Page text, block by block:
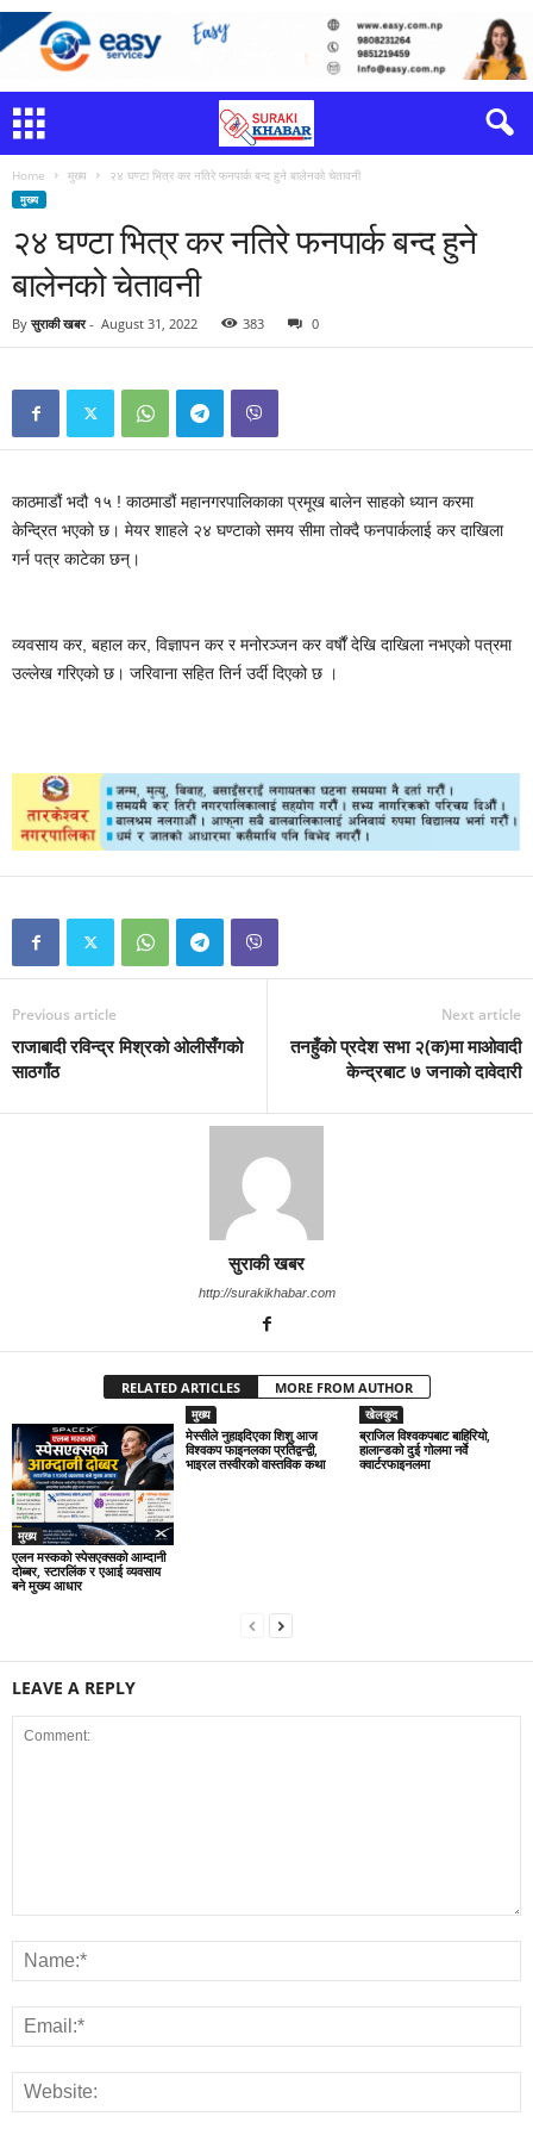
Home मुख्य २४ घण्टा भित्र कर नतिरे फनपार्क बन्द हुने बालेनको चेतावनी
मुख्य
२४ घण्टा भित्र कर नतिरे फनपार्क बन्द हुने
बालेनको चेतावनी
By सुराकी खबर- August 31, 2022 383 0
काठमाडौं भदौ १५ ! काठमाडौं महानगरपालिकाका प्रमूख बालेन साहको ध्यान करमा
केन्द्रित भएको छ। मेयर शाहले २४ घण्टाको समय सीमा तोक्दै फनपार्कलाई कर दाखिला
गर्न पत्र काटेका छन्।
व्यवसाय कर, बहाल कर, विज्ञापन कर र मनोरञ्जन कर वर्षौं देखि दाखिला नभएको पत्रमा
उल्लेख गरिएको छ। जरिवाना सहित तिर्न उर्दी दिएको छ ।
Previous article
राजाबादी रविन्द्र मिश्रको ओलीसँगको
साठगाँठ
Next article
तनहुँकाे प्रदेश सभा २(क)मा माओवादी
केन्द्रबाट ७ जनाकाे दावेदारी
सुराकी खबर
http://surakikhabar.com
RELATED ARTICLES MORE FROM AUTHOR
मुख्य
एलन मस्कको स्पेसएक्सको आम्दानी
दोब्बर, स्टारलिंक र एआई व्यवसाय
बने मुख्य आधार
मुख्य
मेस्सीले नुहाइदिएका शिशु आज
विश्वकप फाइनलका प्रतिद्वन्द्वी,
भाइरल तस्वीरको वास्तविक कथा
खेलकुद
ब्राजिल विश्वकपबाट बाहिरियो,
हालान्डको दुई गोलमा नर्वे
क्वार्टरफाइनलमा
LEAVE A REPLY